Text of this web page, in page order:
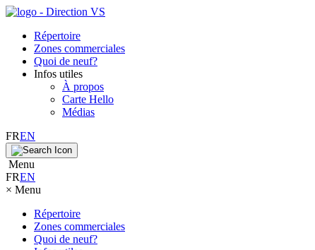
Répertoire
Zones commerciales
Quoi de neuf?
Infos utiles
À propos
Carte Hello
Médias
FREN
Menu
FREN
× Menu
Répertoire
Zones commerciales
Quoi de neuf?